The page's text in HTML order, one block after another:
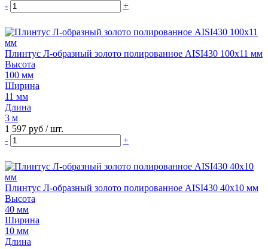
-
+
Плинтус Л-образный золото полированное AISI430 100х11 мм
Высота
100 мм
Ширина
11 мм
Длина
3 м
1 597 руб / шт.
-
+
Плинтус Л-образный золото полированное AISI430 40х10 мм
Высота
40 мм
Ширина
10 мм
Длина